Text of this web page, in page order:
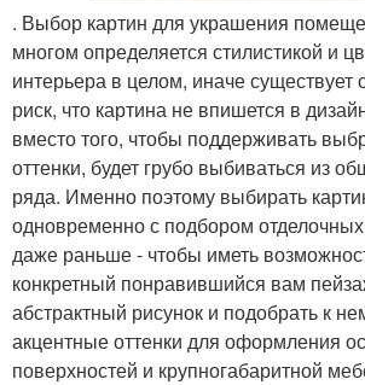
. Выбор картин для украшения
многом определяется стилистикой и
интерьера в целом, иначе существует
риск, что картина не впишется в
вместо того, чтобы поддерживать
оттенки, будет грубо выбиваться из
ряда. Именно поэтому выбирать
одновременно с подбором
даже раньше - чтобы иметь
конкретный понравившийся вам
абстрактный рисунок и подобрать к
акцентные оттенки для оформления
поверхностей и крупногабаритной